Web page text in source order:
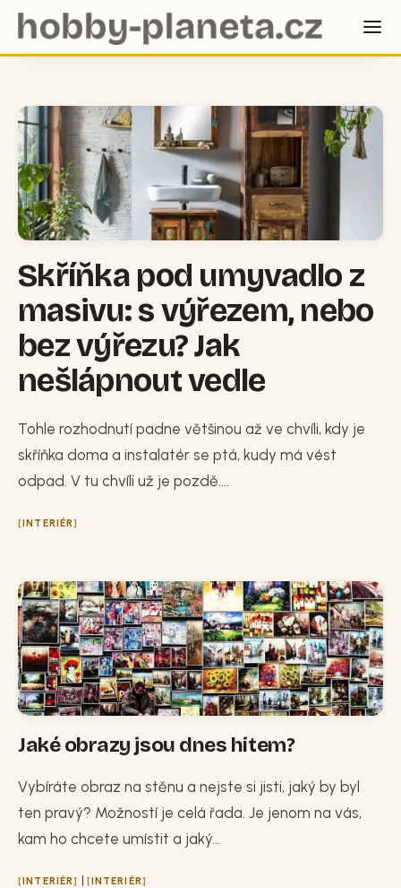
Skříňka pod umyvadlo z
masivu: s výřezem, nebo
bez výřezu? Jak
nešlápnout vedle
Tohle rozhodnutí padne většinou až ve chvíli, kdy je
skříňka doma a instalatér se ptá, kudy má vést
odpad. V tu chvíli už je pozdě....
INTERIÉR
Jaké obrazy jsou dnes hitem?
Vybíráte obraz na stěnu a nejste si jisti, jaký by byl
ten pravý? Možností je celá řada. Je jenom na vás,
kam ho chcete umístit a jaký...
INTERIÉR | INTERIÉR